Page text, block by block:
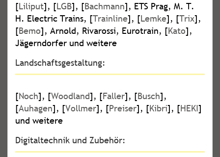
[Liliput], [LGB], [Bachmann], ETS Prag, M. T.
H. Electric Trains, [Trainline], [Lemke], [Trix],
[Bemo], Arnold, Rivarossi, Eurotrain, [Kato],
Jägerndorfer und weitere
Landschaftsgestaltung:
[Noch], [Woodland], [Faller], [Busch],
[Auhagen], [Vollmer], [Preiser], [Kibri], [HEKI]
und weitere
Digitaltechnik und Zubehör: